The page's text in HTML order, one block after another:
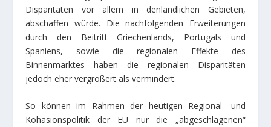
Disparitäten vor allem in denländlichen Gebieten,
abschaffen würde. Die nachfolgenden Erweiterungen
durch den Beitritt Griechenlands, Portugals und
Spaniens, sowie die regionalen Effekte des
Binnenmarktes haben die regionalen Disparitäten
jedoch eher vergrößert als vermindert.
So können im Rahmen der heutigen Regional- und
Kohäsionspolitik der EU nur die „abgeschlagenen“